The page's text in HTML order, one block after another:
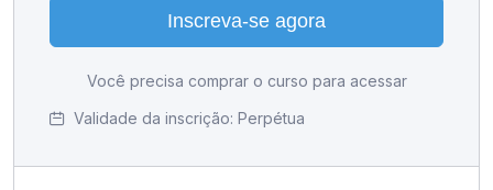
Inscreva-se agora
Você precisa comprar o curso para acessar
Validade da inscrição: Perpétua